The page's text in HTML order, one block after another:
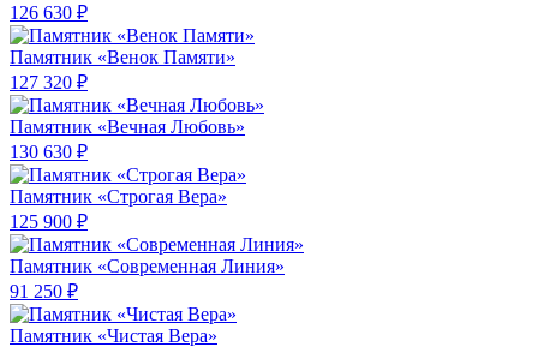
126 630 ₽
Памятник «Венок Памяти»
127 320 ₽
Памятник «Вечная Любовь»
130 630 ₽
Памятник «Строгая Вера»
125 900 ₽
Памятник «Современная Линия»
91 250 ₽
Памятник «Чистая Вера»